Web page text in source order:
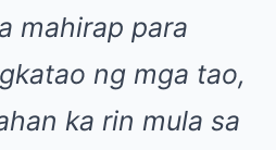
mahirap para
ng mga tao,
ka rin mula sa